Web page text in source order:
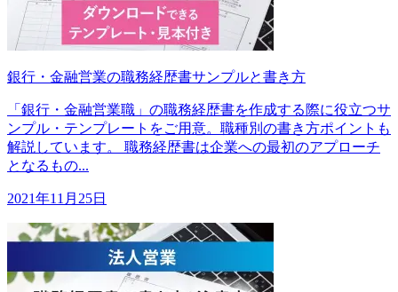
銀行・金融営業の職務経歴書サンプルと書き方
「銀行・金融営業職」の職務経歴書を作成する際に役立つサ
ンプル・テンプレートをご用意。職種別の書き方ポイントも
解説しています。 職務経歴書は企業への最初のアプローチ
となるもの...
2021年11月25日